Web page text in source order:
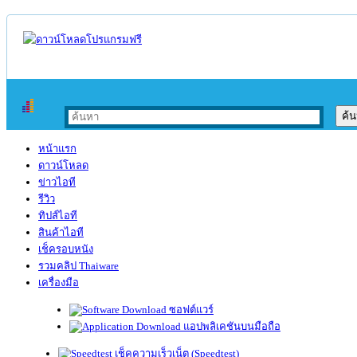
หน้าแรก
ดาวน์โหลด
ข่าวไอที
รีวิว
ทิปส์ไอที
สินค้าไอที
เช็ครอบหนัง
รวมคลิป Thaiware
เครื่องมือ
ซอฟต์แวร์
แอปพลิเคชันบนมือถือ
เช็คความเร็วเน็ต (Speedtest)